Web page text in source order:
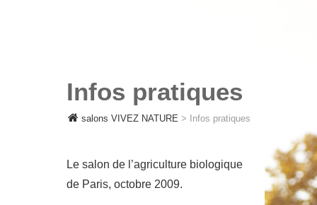
Infos pratiques
salons VIVEZ NATURE > Infos pratiques
Le salon de l’agriculture biologique
de Paris, octobre 2009.